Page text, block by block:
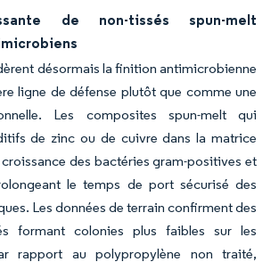
de non-tissés spun-melt
désormais la finition antimicrobienne
ligne de défense plutôt que comme une
Les composites spun-melt qui
de zinc ou de cuivre dans la matrice
des bactéries gram-positives et
le temps de port sécurisé des
Les données de terrain confirment des
formant colonies plus faibles sur les
rapport au polypropylène non traité,